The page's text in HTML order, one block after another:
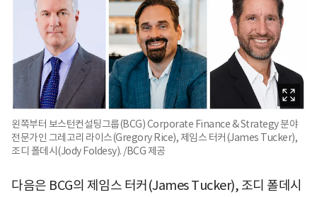
왼쪽부터 보스턴컨설팅그룹(BCG) Corporate Finance & Strategy 분야
전문가인 그레고리 라이스(Gregory Rice), 제임스 터커(James Tucker),
조디 폴데시(Jody Foldesy). /BCG 제공
다음은 BCG의 제임스 터커(James Tucker), 조디 폴데시